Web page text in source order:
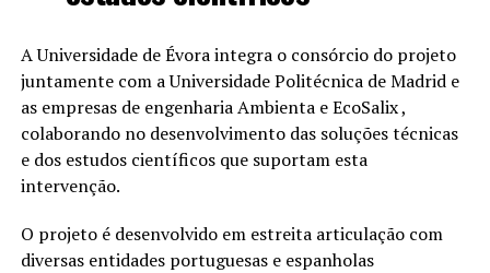
A Universidade de Évora integra o consórcio do projeto
juntamente com a Universidade Politécnica de Madrid e
as empresas de engenharia Ambienta e EcoSalix ,
colaborando no desenvolvimento das soluções técnicas
e dos estudos científicos que suportam esta
intervenção.
O projeto é desenvolvido em estreita articulação com
diversas entidades portuguesas e espanholas